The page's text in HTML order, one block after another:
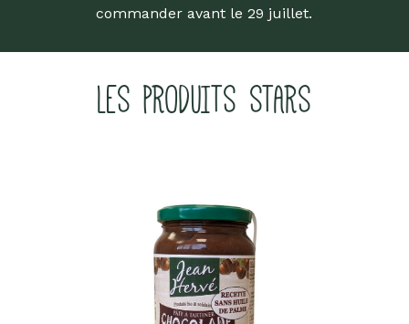
commander avant le 29 juillet.
LES PRODUITS STARS